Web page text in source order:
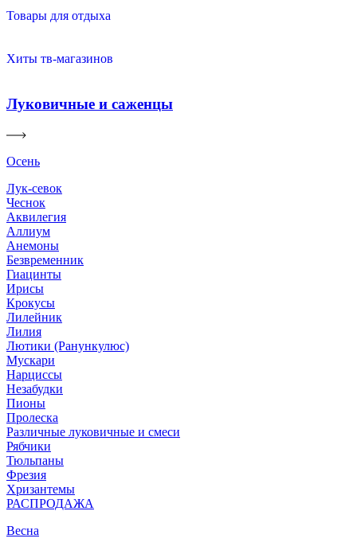
Товары для отдыха
Хиты тв-магазинов
Луковичные и саженцы
Осень
Лук-севок
Чеснок
Аквилегия
Аллиум
Анемоны
Безвременник
Гиацинты
Ирисы
Крокусы
Лилейник
Лилия
Лютики (Ранункулюс)
Мускари
Нарцисcы
Незабудки
Пионы
Пролеска
Различные луковичные и смеси
Рябчики
Тюльпаны
Фрезия
Хризантемы
РАСПРОДАЖА
Весна